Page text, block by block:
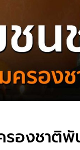
รองชาติ